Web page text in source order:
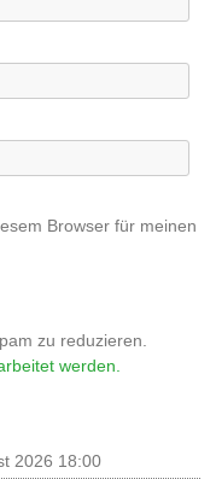
Browser für meinen
zu reduzieren.
werden.
2026 18:00